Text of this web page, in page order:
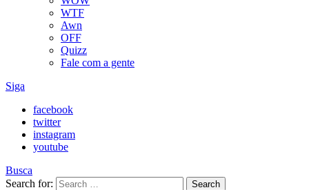
WTF
Awn
OFF
Quizz
Fale com a gente
Siga
facebook
twitter
instagram
youtube
Busca
Search for:
Search